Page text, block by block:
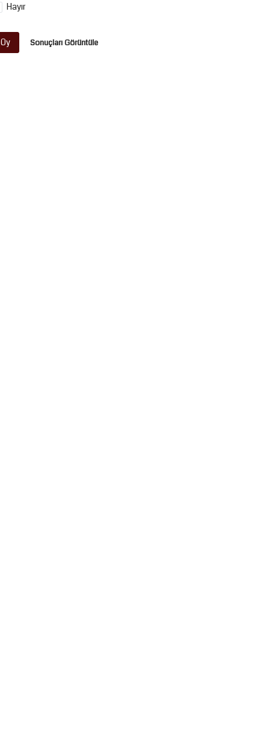
Hayır
Oy Sonuçları Görüntüle